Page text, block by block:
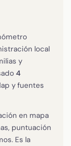
local
y
4
y fuentes
en mapa
puntuación
Es la